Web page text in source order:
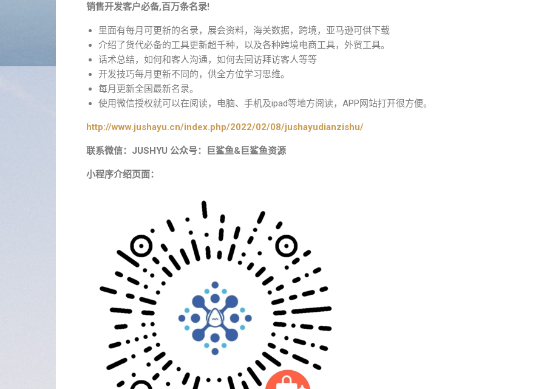
销售开发客户必备,百万条名录!
里面有每月可更新的名录，展会资料，海关数据，跨境，亚马逊可供下载
介绍了货代必备的工具更新超千种，以及各种跨境电商工具，外贸工具。
话术总结，如何和客人沟通，如何去回访拜访客人等等
开发技巧每月更新不同的，供全方位学习思维。
每月更新全国最新名录。
使用微信授权就可以在阅读，电脑、手机及ipad等地方阅读，APP网站打开很方便。
http://www.jushayu.cn/index.php/2022/02/08/jushayudianzishu/
联系微信：JUSHYU 公众号：巨鲨鱼&巨鲨鱼资源
小程序介绍页面：